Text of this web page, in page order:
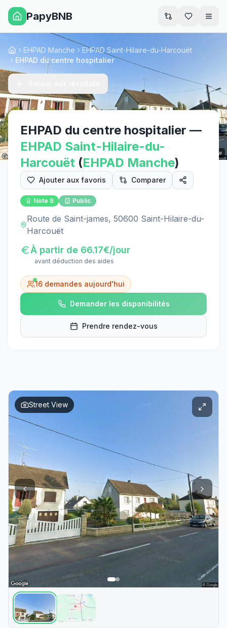
PapyBNB
Street View
AccueilEHPAD Manche
EHPAD Saint-Hilaire-du-Harcouët
EHPAD du centre hospitalier
EHPAD du centre hospitalier —
EHPAD Saint-Hilaire-du-
Harcouët (EHPAD Manche)
Ajouter aux favoris Comparer
Note B Public
Route de Saint-james, 50600 Saint-Hilaire-du-
Harcouët
À partir de 66.17€/jour
avant déduction des aides
16 demandes aujourd'hui
Demander les disponibilités
Prendre rendez-vous
Street View